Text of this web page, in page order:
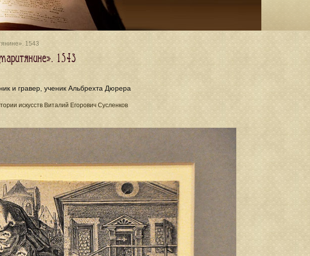
1543
1543
и гравер, ученик Альбрехта Дюрера
искусств Виталий Егорович Сусленков